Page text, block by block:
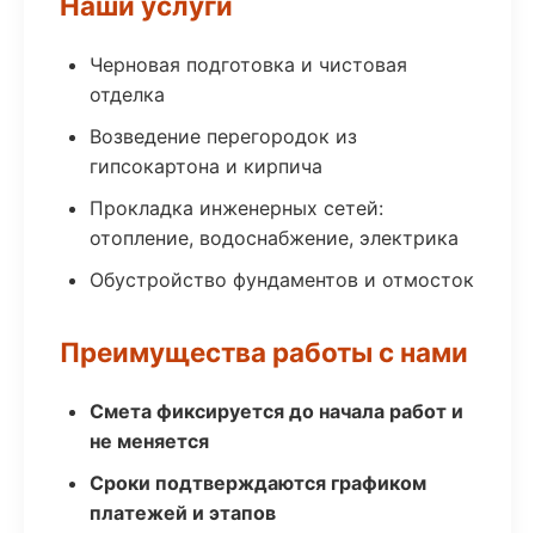
Черновая подготовка и чистовая
отделка
Возведение перегородок из
гипсокартона и кирпича
Прокладка инженерных сетей:
отопление, водоснабжение, электрика
Обустройство фундаментов и отмосток
Преимущества работы с нами
Смета фиксируется до начала работ и
не меняется
Сроки подтверждаются графиком
платежей и этапов